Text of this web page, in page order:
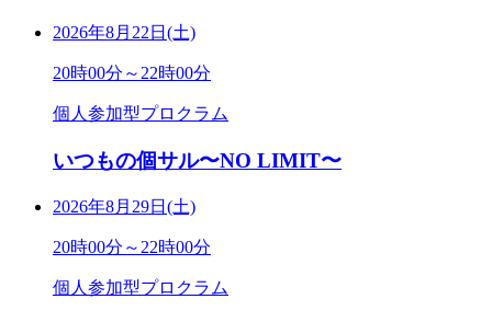
2026年8月22日(土)
20時00分～22時00分
個人参加型プロクラム
いつもの個サル〜NO LIMIT〜
2026年8月29日(土)
20時00分～22時00分
個人参加型プロクラム